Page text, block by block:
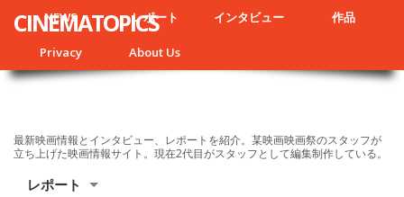
NEWS レポート インタビュー 作品
Privacy About Us
CINEMATOPICS
最新映画情報とインタビュー、レポートを紹介。某映画映画祭のスタッフが
立ち上げた映画情報サイト。現在2代目がスタッフとして編集制作している。
レポート